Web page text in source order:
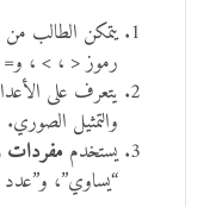
يتمكن الطالب من
رموز < ، > ، و=
يتعرف على
والتمثيل الصوري.
يستخدم مفردات
“يساوي”،